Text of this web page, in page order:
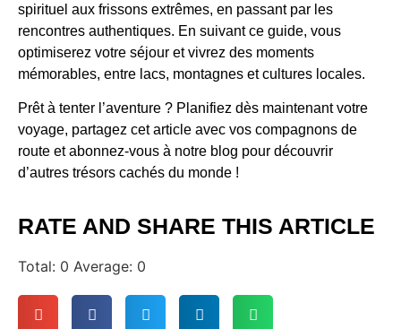
spirituel aux frissons extrêmes, en passant par les
rencontres authentiques. En suivant ce guide, vous
optimiserez votre séjour et vivrez des moments
mémorables, entre lacs, montagnes et cultures locales.
Prêt à tenter l’aventure ? Planifiez dès maintenant votre
voyage, partagez cet article avec vos compagnons de
route et abonnez-vous à notre blog pour découvrir
d’autres trésors cachés du monde !
RATE AND SHARE THIS ARTICLE
Total: 0 Average: 0